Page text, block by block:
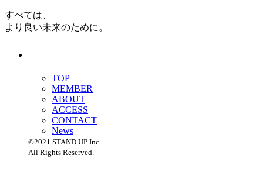
すべては、
より良い未来のために。
TOP
MEMBER
ABOUT
ACCESS
CONTACT
News
©2021 STAND UP Inc.
All Rights Reserved.